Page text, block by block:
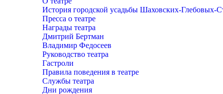
История городской усадьбы Шаховских-
Пресса о театре
Награды театра
Дмитрий Бертман
Владимир Федосеев
Руководство театра
Гастроли
Правила поведения в театре
Службы театра
Дни рождения